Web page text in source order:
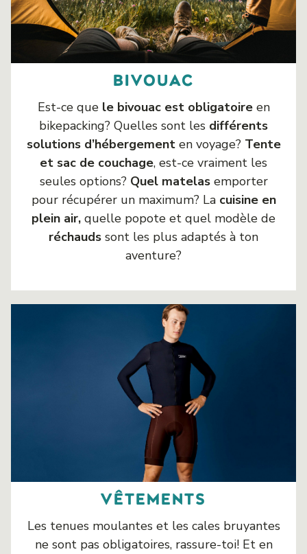
bivouac
Est-ce que le bivouac est obligatoireen
bikepacking? Quelles sont les différents
solutions d’hébergementen voyage? Tente
et sac de couchage, est-ce vraiment les
seules options? Quel matelas emporter
pour récupérer un maximum? La cuisine en
plein air, quelle popote et quel modèle de
réchauds sont les plus adaptés à ton
aventure?
vêtements
Les tenues moulantes et les cales bruyantes
ne sont pas obligatoires, rassure-toi! Et en